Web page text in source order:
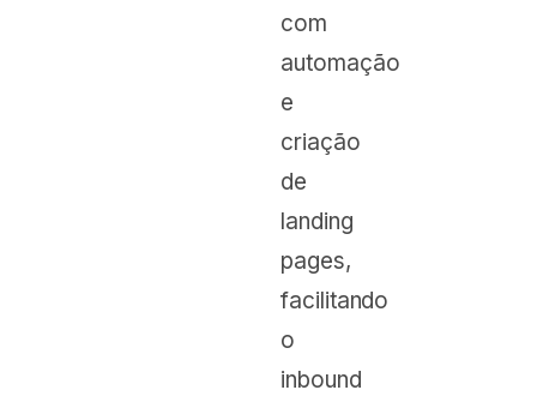
com
automação
e
criação
de
landing
pages,
facilitando
o
inbound